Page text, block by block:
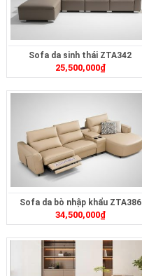
Sofa da sinh thái ZTA342
25,500,000₫
Sofa da bò nhập khẩu ZTA386
34,500,000₫